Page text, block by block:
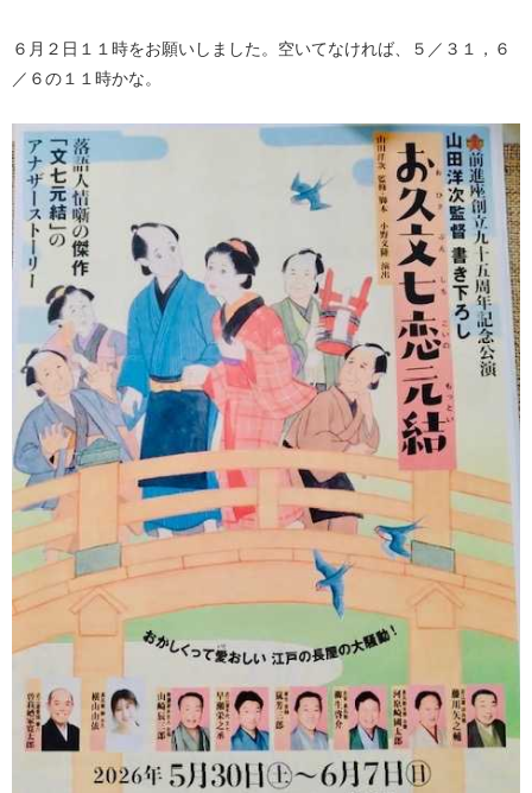
６月２日１１時をお願いしました。空いてなければ、５／３１，６
／６の１１時かな。